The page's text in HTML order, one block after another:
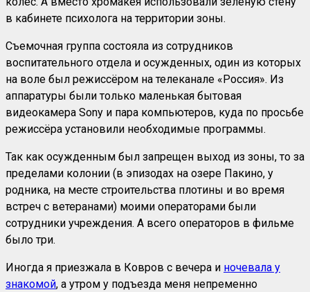
в кабинете психолога на территории зоны.
Съемочная группа состояла из сотрудников
воспитательного отдела и осужденных, один из которых
на воле был режиссёром на телеканале «Россия». Из
аппаратуры были только маленькая бытовая
видеокамера Sony и пара компьютеров, куда по просьбе
режиссёра установили необходимые программы.
Так как осужденным был запрещен выход из зоны, то за
пределами колонии (в эпизодах на озере Пакино, у
родника, на месте строительства плотины и во время
встреч с ветеранами) моими операторами были
сотрудники учреждения. А всего операторов в фильме
было три.
Иногда я приезжала в Ковров с вечера и ночевала у
знакомой, а утром у подъезда меня непременно